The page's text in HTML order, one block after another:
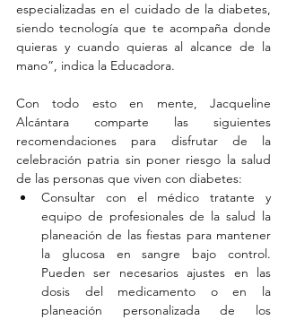
especializadas en el cuidado de la diabetes,
siendo tecnología que te acompaña donde
quieras y cuando quieras al alcance de la
mano”, indica la Educadora.
Con todo esto en mente, Jacqueline
Alcántara comparte las siguientes
recomendaciones para disfrutar de la
celebración patria sin poner riesgo la salud
de las personas que viven con diabetes:
Consultar con el médico tratante y
equipo de profesionales de la salud la
planeación de las fiestas para mantener
la glucosa en sangre bajo control.
Pueden ser necesarios ajustes en las
dosis del medicamento o en la
planeación personalizada de los